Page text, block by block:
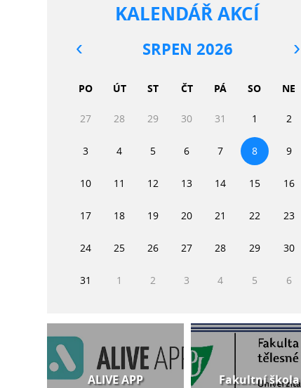
KALENDÁŘ AKCÍ
SRPEN 2026
PO ÚT ST ČT PÁ SO NE
27 28 29 30 31 1 2
3 4 5 6 7 8 9
10 11 12 13 14 15 16
17 18 19 20 21 22 23
24 25 26 27 28 29 30
31 1 2 3 4 5 6
ALIVE APP Fakultní škola